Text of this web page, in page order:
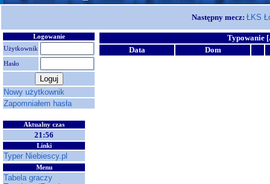
Następny mecz: ŁKS
Logowanie
Użytkownik
Hasło
Nowy użytkownik
Zapomniałem hasła
Aktualny czas
21:56
Linki
Typer Niebiescy.pl
Menu
Tabela graczy
Typowanie
Data
Dom